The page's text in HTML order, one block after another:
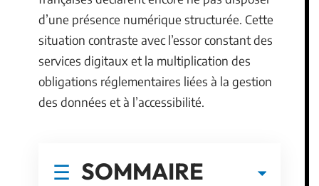
d’une présence numérique structurée. Cette
situation contraste avec l’essor constant des
services digitaux et la multiplication des
obligations réglementaires liées à la gestion
des données et à l’accessibilité.
SOMMAIRE